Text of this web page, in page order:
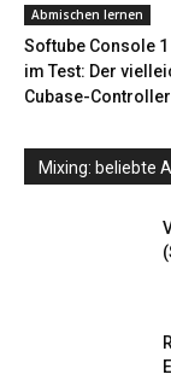
Abmischen lernen
Softube Console
im Test: Der
Cubase-
Mixing: beliebte